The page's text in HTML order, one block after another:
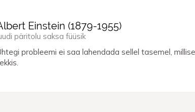
Einstein (1879-1955)
päritolu saksa füüsik
probleemi ei saa lahendada sellel tasemel,